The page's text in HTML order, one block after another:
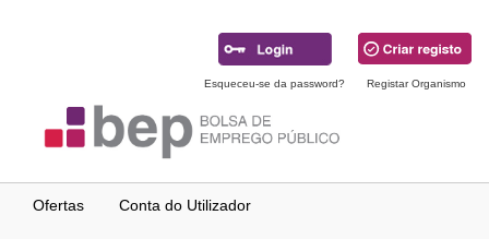
Esqueceu-se da password? Registar Organismo
Ofertas Conta do Utilizador